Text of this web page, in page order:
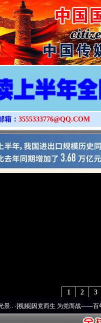
箱： 3555333776@QQ.COM
3
2
1
频]因党而生 为党而战——百年“纪”